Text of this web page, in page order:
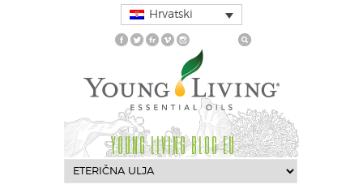
Hrvatski
YOUNG LIVING BLOG EU